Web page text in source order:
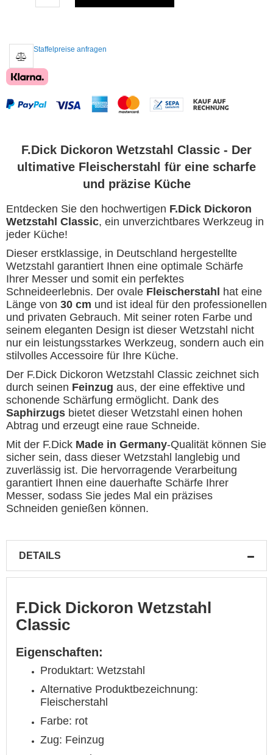
Staffelpreise anfragen
F.Dick Dickoron Wetzstahl Classic - Der
ultimative Fleischerstahl für eine scharfe
und präzise Küche
Entdecken Sie den hochwertigen F.Dick Dickoron
Wetzstahl Classic, ein unverzichtbares Werkzeug in
jeder Küche!
Dieser erstklassige, in Deutschland hergestellte
Wetzstahl garantiert Ihnen eine optimale Schärfe
Ihrer Messer und somit ein perfektes
Schneideerlebnis. Der ovale Fleischerstahl
hat eine
Länge von 30 cm und ist ideal für den professionellen
und privaten Gebrauch. Mit seiner roten Farbe und
seinem eleganten Design ist dieser Wetzstahl nicht
nur ein leistungsstarkes Werkzeug, sondern auch ein
stilvolles Accessoire für Ihre Küche.
Der F.Dick Dickoron Wetzstahl Classic zeichnet sich
durch seinen Feinzug aus, der eine effektive und
schonende Schärfung ermöglicht. Dank des
Saphirzugs bietet dieser Wetzstahl einen hohen
Abtrag und erzeugt eine raue Schneide.
Mit der F.Dick Made in Germany-Qualität können Sie
sicher sein, dass dieser Wetzstahl langlebig und
zuverlässig ist. Die hervorragende Verarbeitung
garantiert Ihnen eine dauerhafte Schärfe Ihrer
Messer, sodass Sie jedes Mal ein präzises
Schneiden genießen können.
DETAILS
F.Dick Dickoron Wetzstahl
Classic
Eigenschaften:
Produktart: Wetzstahl
Alternative Produktbezeichnung:
Fleischerstahl
Farbe: rot
Zug: Feinzug